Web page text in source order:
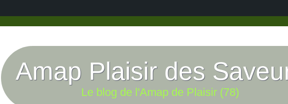
Amap Plaisir des
Le blog de l'Amap de Plaisir (78)